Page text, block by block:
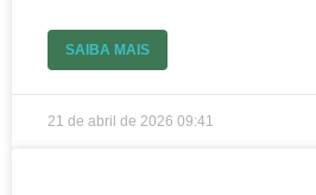
SAIBA MAIS
21 de abril de 2026 09:41